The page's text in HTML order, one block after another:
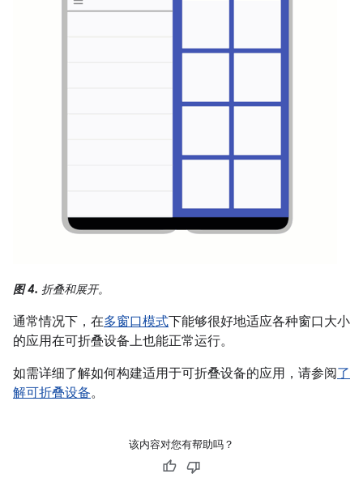
图 4. 折叠和展开。
通常情况下，在多窗口模式下能够很好地适应各种窗口大小
的应用在可折叠设备上也能正常运行。
如需详细了解如何构建适用于可折叠设备的应用，请参阅了
解可折叠设备。
该内容对您有帮助吗？